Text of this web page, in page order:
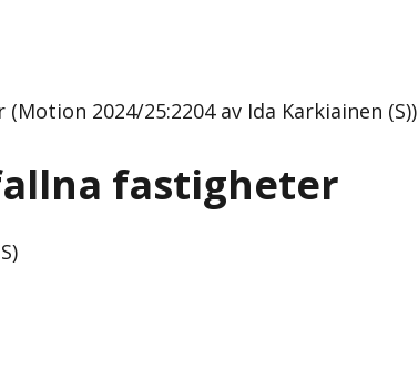
2024/25:2204 av Ida Karkiainen (S))
fastigheter